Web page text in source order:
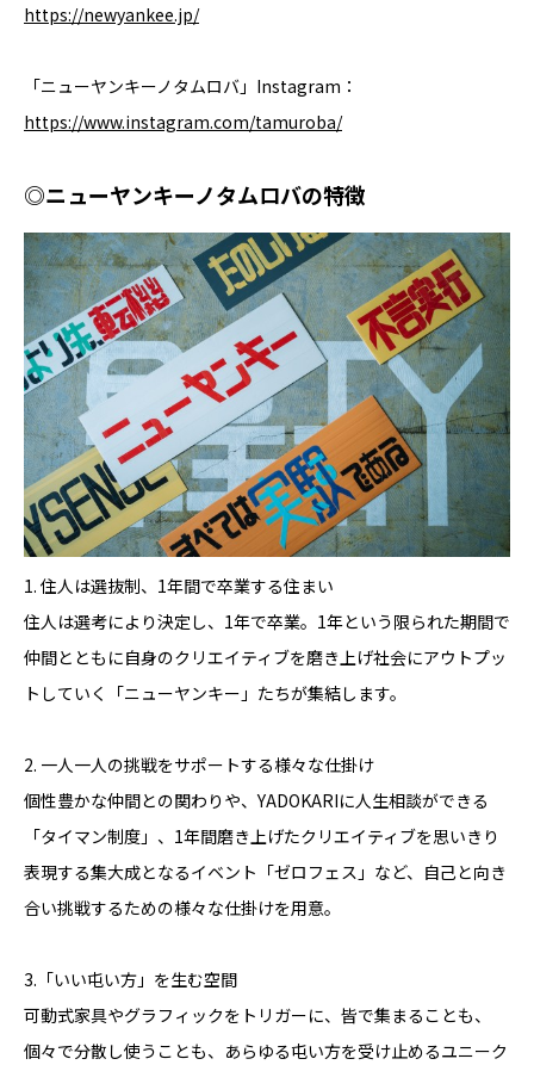
https://newyankee.jp/
「ニューヤンキーノタムロバ」Instagram：
https://www.instagram.com/tamuroba/
◎ニューヤンキーノタムロバの特徴
1. 住人は選抜制、1年間で卒業する住まい
住人は選考により決定し、1年で卒業。1年という限られた期間で
仲間とともに自身のクリエイティブを磨き上げ社会にアウトプッ
トしていく「ニューヤンキー」たちが集結します。
2. 一人一人の挑戦をサポートする様々な仕掛け
個性豊かな仲間との関わりや、YADOKARIに人生相談ができる
「タイマン制度」、1年間磨き上げたクリエイティブを思いきり
表現する集大成となるイベント「ゼロフェス」など、自己と向き
合い挑戦するための様々な仕掛けを用意。
3.「いい屯い方」を生む空間
可動式家具やグラフィックをトリガーに、皆で集まることも、
個々で分散し使うことも、あらゆる屯い方を受け止めるユニーク